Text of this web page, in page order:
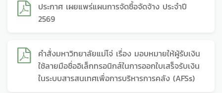
ประกาศ เผยแพร่แผนการจัดซื้อจัดจ้าง ประจำปี
2569
คำสั่งมหาวิทยาลัยแม่โจ่ เรื่อง มอบหมายให้ผู้รับเงิน
ใช้ลายมือชื่ออิเล็กทรอนิกส์ในการออกใบเสร็จรับเงิน
ในระบบสารสนเทศเพื่อการบริหารการคลัง (AFSs)